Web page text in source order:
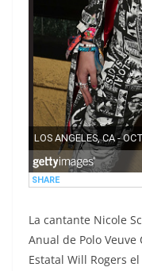
La cantante Nicole
Anual de Polo
Estatal Will Rogers